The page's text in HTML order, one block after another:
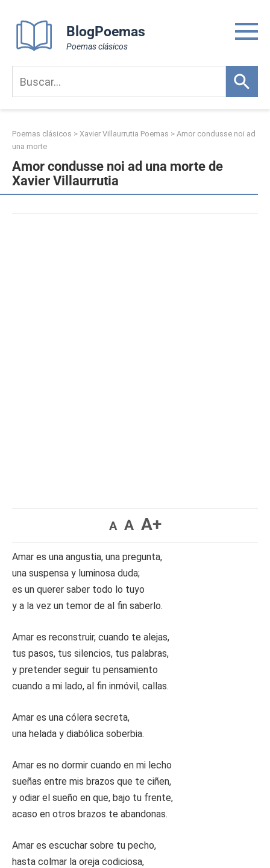
content
BlogPoemas
Poemas clásicos
Poemas clásicos > Xavier Villaurrutia Poemas > Amor condusse noi ad
una morte
Amor condusse noi ad una morte de
Xavier Villaurrutia
A A A+
Amar es una angustia, una pregunta,
una suspensa y luminosa duda;
es un querer saber todo lo tuyo
y a la vez un temor de al fin saberlo.
Amar es reconstruir, cuando te alejas,
tus pasos, tus silencios, tus palabras,
y pretender seguir tu pensamiento
cuando a mi lado, al fin inmóvil, callas.
Amar es una cólera secreta,
una helada y diabólica soberbia.
Amar es no dormir cuando en mi lecho
sueñas entre mis brazos que te ciñen,
y odiar el sueño en que, bajo tu frente,
acaso en otros brazos te abandonas.
Amar es escuchar sobre tu pecho,
hasta colmar la oreja codiciosa,